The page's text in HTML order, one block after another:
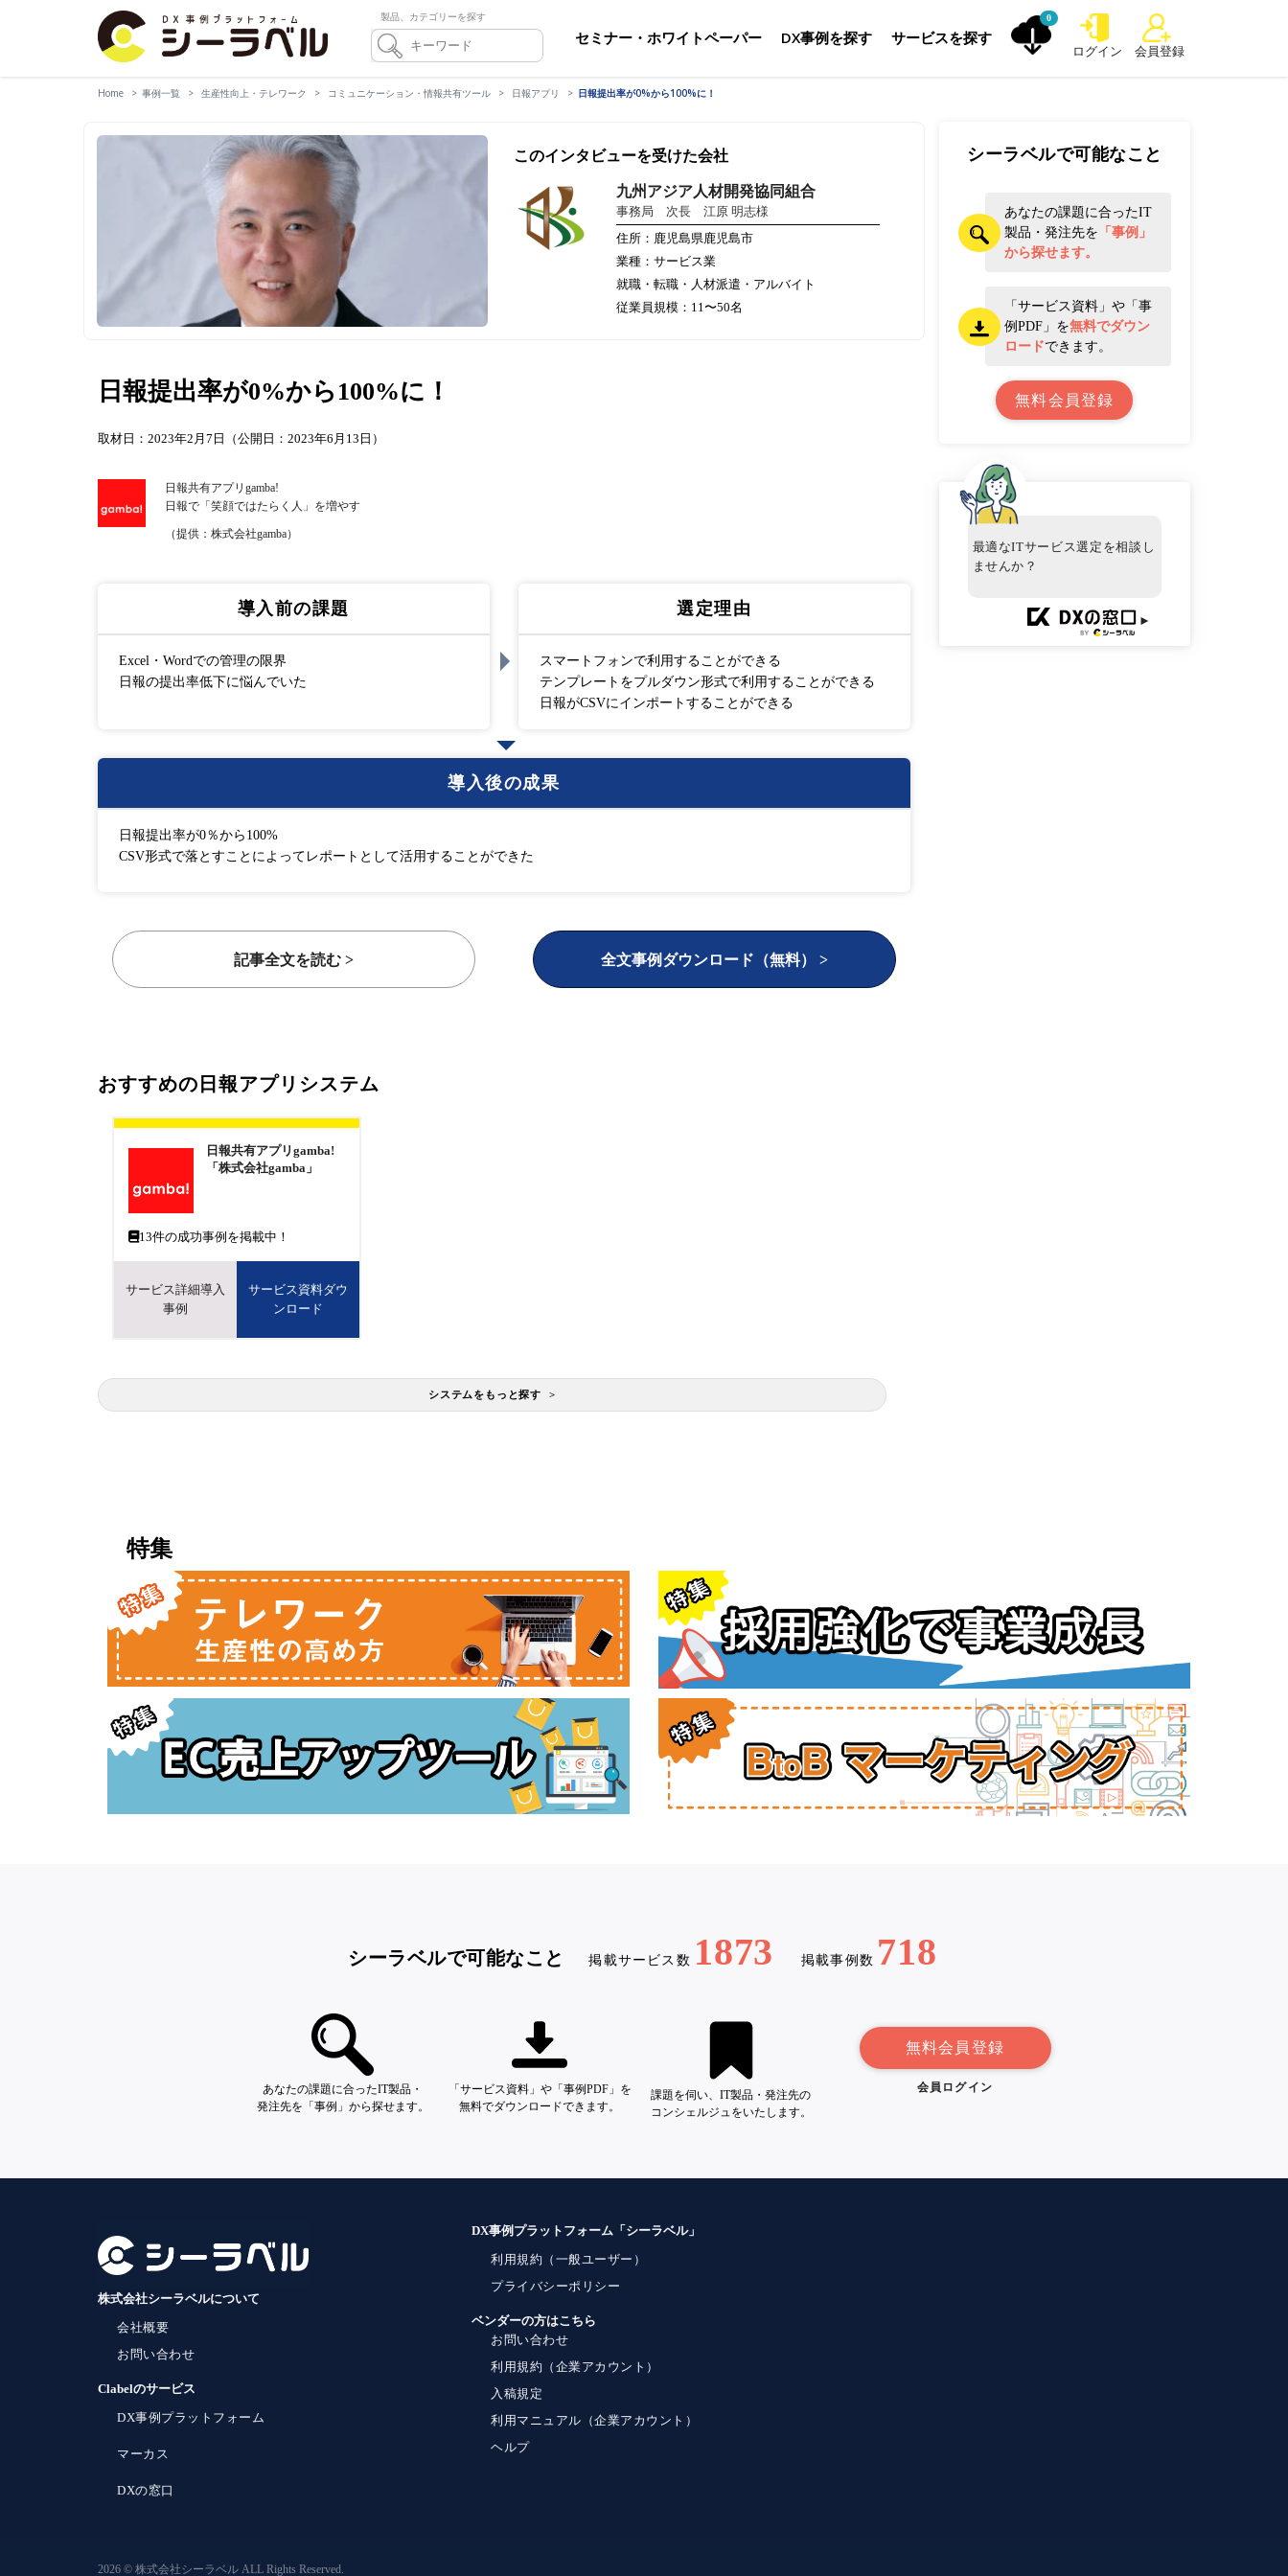
製品、カテゴリーを探す
セミナー・ホワイトペーパー DX事例を探す サービスを探す
0
ログイン 会員登録
Home 事例一覧 生産性向上・テレワーク コミュニケーション・情報共有ツール 日報アプリ 日報提出率が0%から100%に！
このインタビューを受けた会社
九州アジア人材開発協同組合
事務局 次長 江原 明志様
住所：鹿児島県鹿児島市
業種：サービス業
就職・転職・人材派遣・アルバイト
従業員規模：11〜50名
日報提出率が0%から100%に！
取材日：2023年2月7日（公開日：2023年6月13日）
日報共有アプリgamba!
日報で「笑顔ではたらく人」を増やす
（提供：株式会社gamba）
導入前の課題
Excel・Wordでの管理の限界
日報の提出率低下に悩んでいた
選定理由
スマートフォンで利用することができる
テンプレートをプルダウン形式で利用することができる
日報がCSVにインポートすることができる
導入後の成果
日報提出率が0％から100%
CSV形式で落とすことによってレポートとして活用することができた
記事全文を読む > 全文事例ダウンロード（無料） >
おすすめの日報アプリシステム
日報共有アプリgamba!
「株式会社gamba」
13件の成功事例を掲載中！
サービス詳細導入
事例
サービス資料ダウ
ンロード
システムをもっと探す >
シーラベルで可能なこと
あなたの課題に合ったIT
製品・発注先を 「事例」
から探せます。
「サービス資料」や「事
例PDF」を無料でダウン
ロードできます。
無料会員登録
最適なITサービス選定を相談し
ませんか？
►
特集
シーラベルで可能なこと 掲載サービス数 1873 掲載事例数 718
あなたの課題に合ったIT製品・
発注先を「事例」から探せます。
「サービス資料」や「事例PDF」を
無料でダウンロードできます。
課題を伺い、IT製品・発注先の
コンシェルジュをいたします。
無料会員登録
会員ログイン
株式会社シーラベルについて
会社概要
お問い合わせ
Clabelのサービス
DX事例プラットフォーム
マーカス
DXの窓口
DX事例プラットフォーム「シーラベル」
利用規約（一般ユーザー）
プライバシーポリシー
ベンダーの方はこちら
お問い合わせ
利用規約（企業アカウント）
入稿規定
利用マニュアル（企業アカウント）
ヘルプ
2026 © 株式会社シーラベル ALL Rights Reserved.